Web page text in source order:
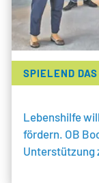
SPIELEND
Lebenshilfe
fördern. OB
Unterstützung